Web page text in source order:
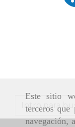
Este sitio
terceros que
navegación,